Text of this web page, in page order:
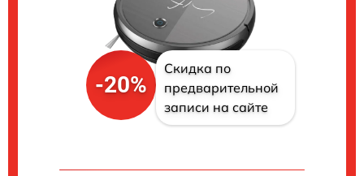
-20%
Скидка по
предварительной
записи на сайте